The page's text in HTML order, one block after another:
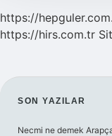
https://
https://hirs.com.tr
SON YAZILAR
Necmi ne demek